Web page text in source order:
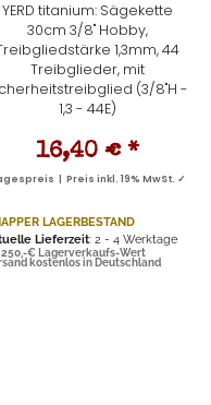
YERD titanium: Sägekette
30cm 3/8" Hobby,
1,3mm, 44
Treibglieder, mit
(3/8"H -
1,3 - 44E)
16,40 € *
| Preis inkl. 19% MwSt. ✓
LAGERBESTAND
Lieferzeit: 2 - 4 Werktage
250,-€ Lagerverkaufs-Wert
kostenlos in Deutschland